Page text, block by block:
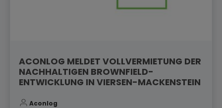
ACONLOG MELDET VOLLVERMIETUNG DER
NACHHALTIGEN BROWNFIELD-
ENTWICKLUNG IN VIERSEN-MACKENSTEIN
Aconlog